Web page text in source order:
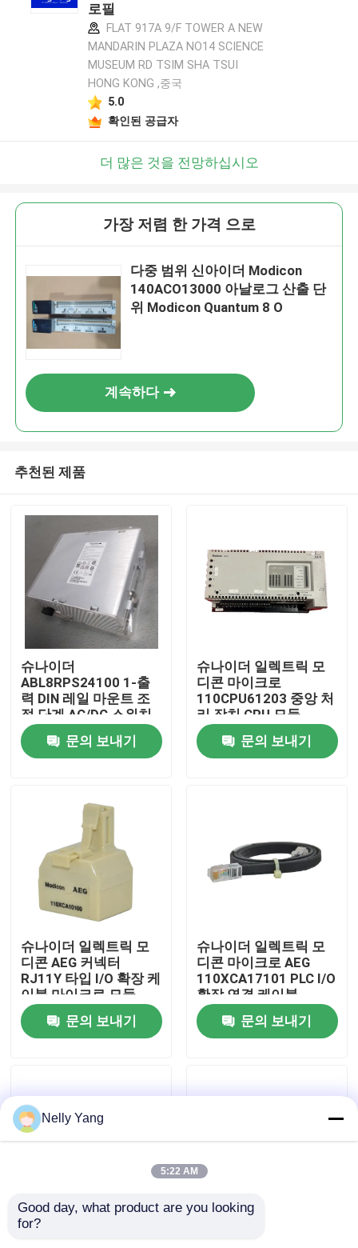
우리 에 관한 것
품질 관리
저희와 연락
인용 을 요청 하십시오
로필
FLAT 917A 9/F TOWER A NEW
MANDARIN PLAZA NO14 SCIENCE
MUSEUM RD TSIM SHA TSUI
HONG KONG ,중국
5.0
확인된 공급자
더 많은 것을 전망하십시오
가장 저렴 한 가격 으로
다중 범위 신아이더 Modicon
140ACO13000 아날로그 산출 단
위 Modicon Quantum 8 O
계속하다
추천된 제품
슈나이더
ABL8RPS24100 1-출
력 DIN 레일 마운트 조
절 단계 AC/DC 스위치
모드 전원 공급
문의 보내기
슈나이더 일렉트릭 모
디콘 마이크로
110CPU61203 중앙 처
리 장치 CPU 모듈
문의 보내기
슈나이더 일렉트릭 모
디콘 AEG 커넥터
RJ11Y 타입 I/O 확장 케
이블 마이크로 모듈
110XCA10100
문의 보내기
슈나이더 일렉트릭 모
디콘 마이크로 AEG
110XCA17101 PLC I/O
확장 연결 케이블
문의 보내기
슈나이더 일렉트릭 모
Nelly Yang
5:22 AM
Good day, what product are you looking
for?